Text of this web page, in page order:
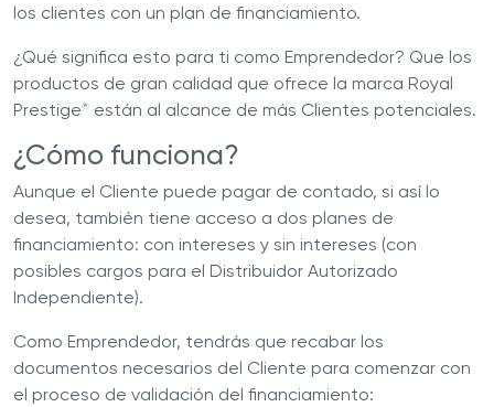
los clientes con un plan de financiamiento.
¿Qué significa esto para ti como Emprendedor? Que los
productos de gran calidad que ofrece la marca Royal
Prestige® están al alcance de más Clientes potenciales.
¿Cómo funciona?
Aunque el Cliente puede pagar de contado, si así lo
desea, también tiene acceso a dos planes de
financiamiento: con intereses y sin intereses (con
posibles cargos para el Distribuidor Autorizado
Independiente).
Como Emprendedor, tendrás que recabar los
documentos necesarios del Cliente para comenzar con
el proceso de validación del financiamiento: